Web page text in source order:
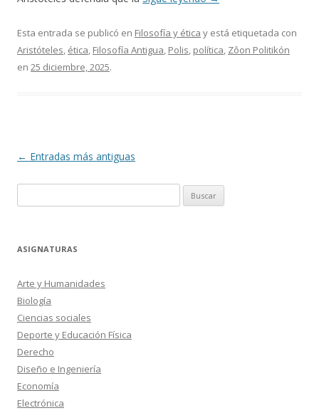
Esta entrada se publicó en Filosofía y ética y está etiquetada con
Aristóteles, ética, Filosofía Antigua, Polis, política, Zôon Politikón
en 25 diciembre, 2025.
Navegación
← Entradas más antiguas
ASIGNATURAS
Arte y Humanidades
Biología
Ciencias sociales
Deporte y Educación Física
Derecho
Diseño e Ingeniería
Economía
Electrónica